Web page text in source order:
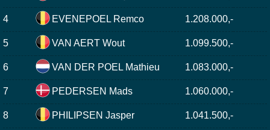
4 EVENEPOEL Remco 1.208.000,-
5 VAN AERT Wout 1.099.500,-
6 VAN DER POEL Mathieu 1.083.000,-
7 PEDERSEN Mads 1.060.000,-
8 PHILIPSEN Jasper 1.041.500,-